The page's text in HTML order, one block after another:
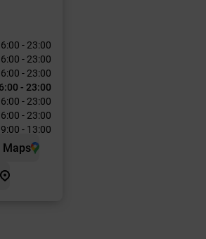
6:00 - 23:00
6:00 - 23:00
6:00 - 23:00
6:00 - 23:00
6:00 - 23:00
6:00 - 23:00
9:00 - 13:00
Maps